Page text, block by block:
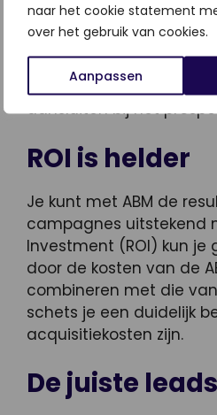
naar het cookie statement
over het gebruik van cookies.
Aanpassen
Je gaat maatwerk
content. De content die
past persoonlijk bij de
bereiken. Hierdoor zal
aansluiten bij het
ROI is helder
Je kunt met ABM de
campagnes uitstekend
Investment (ROI) kun je
door de kosten van de
combineren met die
schets je een duidelijk
acquisitiekosten zijn.
De juiste leads